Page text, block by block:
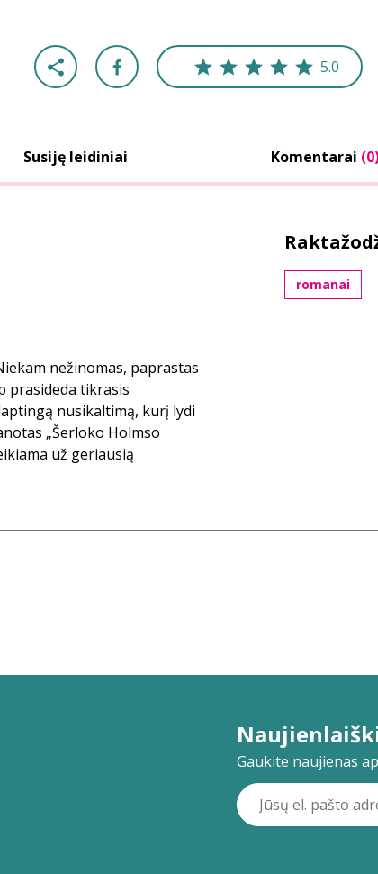
5.0
Susiję leidiniai Komentarai
nežinomas, paprastas
prasideda tikrasis
nusikaltimą, kurį lydi
„Šerloko Holmso
už geriausią
romanai
Gaukite naujienas